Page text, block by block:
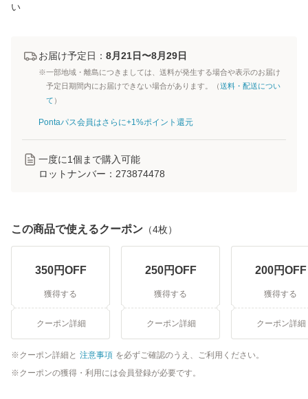
い
お届け予定日： 8月21日〜8月29日
※一部地域・離島につきましては、送料が発生する場合や表示のお届け
予定日期間内にお届けできない場合があります。（送料・配送につい
て ）
Pontaパス会員はさらに+1%ポイント還元
一度に1個まで購入可能
ロットナンバー： 273874478
この商品で使えるクーポン （4枚）
350円OFF
獲得する
クーポン詳細
250円OFF
獲得する
クーポン詳細
200円OFF
獲得する
クーポン詳細
クーポン詳細と 注意事項 を必ずご確認のうえ、ご利用ください。
クーポンの獲得・利用には会員登録が必要です。